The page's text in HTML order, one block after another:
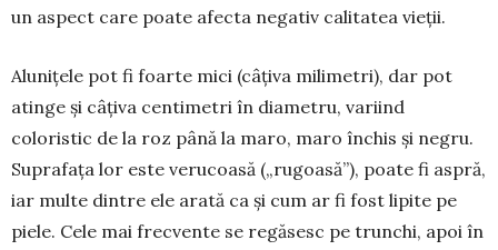
un aspect care poate afecta negativ calitatea vieții.
Alunițele pot fi foarte mici (câțiva milimetri), dar pot
atinge și câțiva centimetri în diametru, va­riind
coloristic de la roz pâ­nă la maro, maro în­chis și ne­gru.
Suprafața lor este verucoa­să („rugoasă”), poate fi aspră,
iar multe dintre ele arată ca și cum ar fi fost lipite pe
piele. Cele mai frec­vente se regăsesc pe trunchi, apoi în